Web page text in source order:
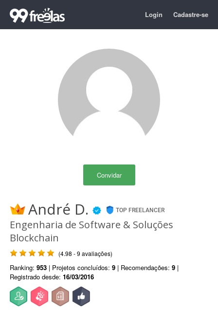
Login Cadastre-se
Convidar
André D. TOP FREELANCER
Engenharia de Software & Soluções
Blockchain
(4.98 - 9 avaliações)
Ranking: 953 | Projetos concluídos: 9 | Recomendações: 9 |
Registrado desde: 16/03/2016